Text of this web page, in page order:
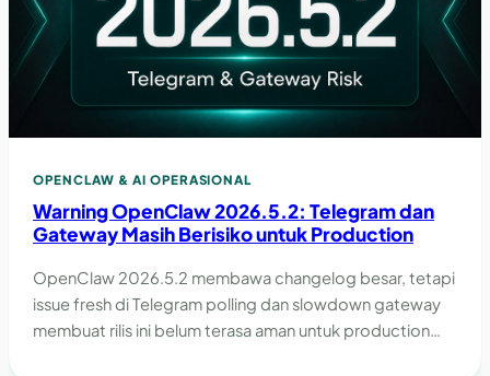
OPENCLAW & AI OPERASIONAL
Warning OpenClaw 2026.5.2: Telegram dan
Gateway Masih Berisiko untuk Production
OpenClaw 2026.5.2 membawa changelog besar, tetapi
issue fresh di Telegram polling dan slowdown gateway
membuat rilis ini belum terasa aman untuk production